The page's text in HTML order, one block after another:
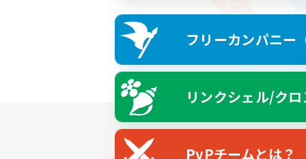
フリーカンパニ
リンクシェル/ク
PvPチームとは？